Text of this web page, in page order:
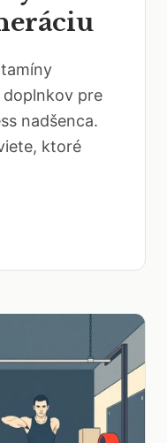
pre
nadšenca.
ktoré